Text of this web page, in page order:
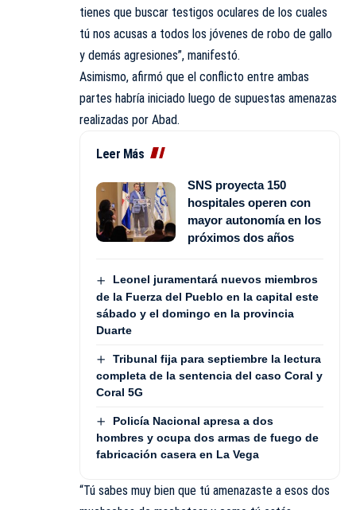
tienes que buscar testigos oculares de los cuales
tú nos acusas a todos los jóvenes de robo de gallo
y demás agresiones”, manifestó.
Asimismo, afirmó que el conflicto entre ambas
partes habría iniciado luego de supuestas amenazas
realizadas por Abad.
Leer Más
SNS proyecta 150
hospitales operen con
mayor autonomía en los
próximos dos años
Leonel juramentará nuevos miembros
de la Fuerza del Pueblo en la capital este
sábado y el domingo en la provincia
Duarte
Tribunal fija para septiembre la lectura
completa de la sentencia del caso Coral y
Coral 5G
Policía Nacional apresa a dos
hombres y ocupa dos armas de fuego de
fabricación casera en La Vega
“Tú sabes muy bien que tú amenazaste a esos dos